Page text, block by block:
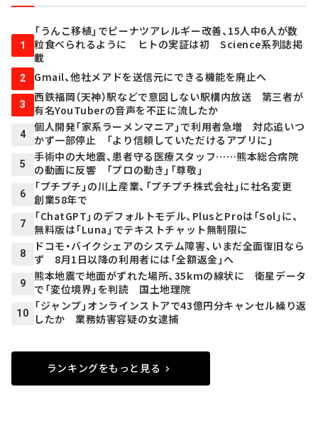
1
「うんこ移植」でピーナツアレルギー改善、15人中6人が数
粒食べられるように ヒトの実証は初 Science系列誌掲
載
2 Gmail、他社メアドを送信元にできる機能を廃止へ
3
西鉄福岡（天神）駅などで意図しない駅構内放送 第三者が
有名YouTuberの音声を不正に流したか
4
個人開発「家系ラーメンマニア」で利用者急増 対応追いつ
かず一部停止 「より信頼していただけるアプリに」
5
手術中の大地震、患者守る医療スタッフ……熊本総合病院
の動画に反響 「プロの動き」「尊敬」
6
「プチプチ」の川上産業、「プチプチ株式会社」に社名変更
創業58年で
7
「ChatGPT」のデフォルトモデル、PlusとProは「Sol」に、
無料版は「Luna」でテキストチャット無制限に
8
ドコモ・バイクシェアのシステム障害、いまだ全面復旧なら
ず 8月1日以降の利用者には「全額返金」へ
9
熊本地震で地面がずれた場所、35kmの線状に 衛星データ
で「変位境界」を判読 国土地理院
10
「ジャンプ」オンラインストアで43億円分キャンセル繰り返
したか 業務妨害容疑の女逮捕
ランキングをもっと見る